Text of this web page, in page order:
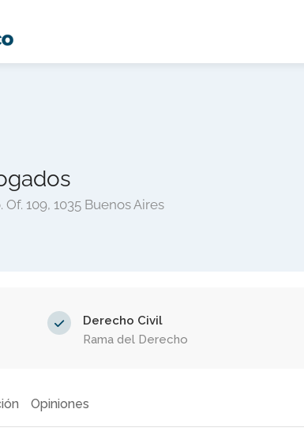
Of. 109, 1035 Buenos Aires
Derecho Civil
Rama del Derecho
Opiniones